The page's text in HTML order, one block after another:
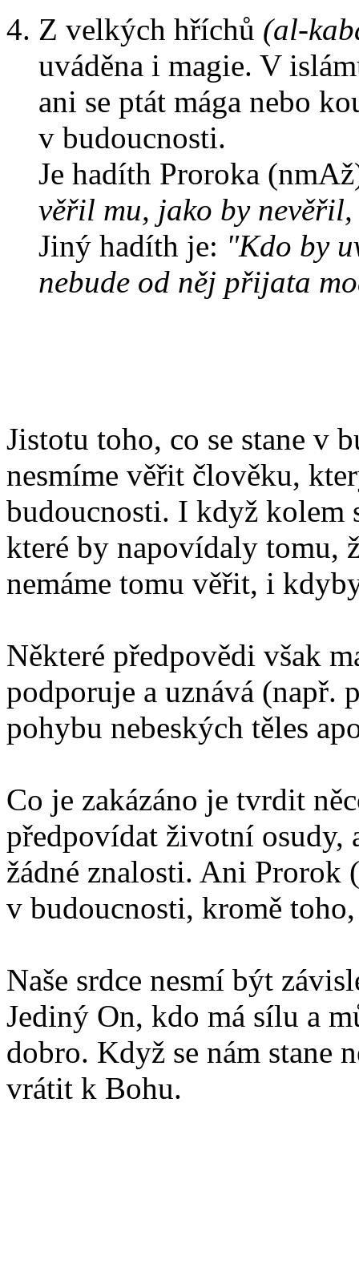
Z velkých hříchů (al-
uváděna i magie. V
ani se ptát mága nebo
v budoucnosti.
Je hadíth Proroka
věřil mu, jako by
Jiný hadíth je: "Kdo by
nebude od něj přijata
Jistotu toho, co se stane v
nesmíme věřit člověku,
budoucnosti. I když kolem
které by napovídaly tomu,
nemáme tomu věřit, i
Některé předpovědi však
podporuje a uznává (např.
pohybu nebeských těles
Co je zakázáno je tvrdit
předpovídat životní osudy,
žádné znalosti. Ani Prorok
v budoucnosti, kromě
Naše srdce nesmí být
Jediný On, kdo má sílu a
dobro. Když se nám stane
vrátit k Bohu.